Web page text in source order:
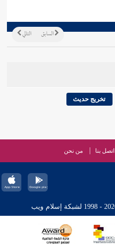
التالي السابق
تخريج حديث
اتصل بنا من نحن